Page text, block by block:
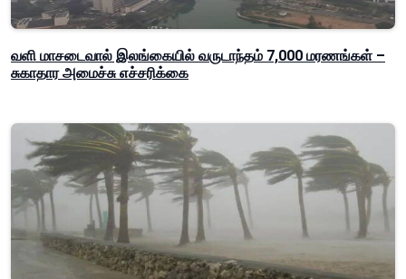
வளி மாசடைவால் இலங்கையில் வருடாந்தம் 7,000 மரணங்கள் –
சுகாதார அமைச்சு எச்சரிக்கை